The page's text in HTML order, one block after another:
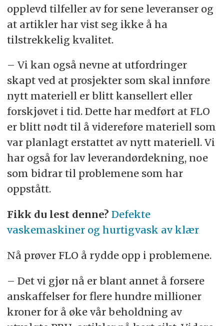
opplevd tilfeller av for sene leveranser og
at artikler har vist seg ikke å ha
tilstrekkelig kvalitet.
– Vi kan også nevne at utfordringer
skapt ved at prosjekter som skal innføre
nytt materiell er blitt kansellert eller
forskjøvet i tid. Dette har medført at FLO
er blitt nødt til å videreføre materiell som
var planlagt erstattet av nytt materiell. Vi
har også for lav leverandørdekning, noe
som bidrar til problemene som har
oppstått.
Fikk du lest denne? Defekte
vaskemaskiner og hurtigvask av klær
Nå prøver FLO å rydde opp i problemene.
– Det vi gjør nå er blant annet å forsere
anskaffelser for flere hundre millioner
kroner for å øke vår beholdning av